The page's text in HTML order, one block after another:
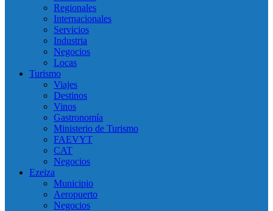
Regionales
Internacionales
Servicios
Industria
Negocios
Locas
Turismo
Viajes
Destinos
Vinos
Gastronomía
Ministerio de Turismo
FAEVYT
CAT
Negocios
Ezeiza
Municipio
Aeropuerto
Negocios